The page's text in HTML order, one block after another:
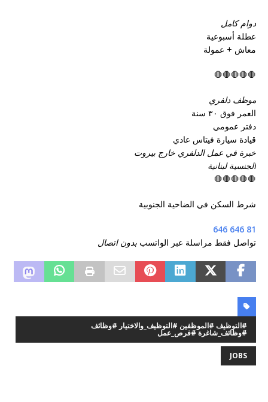
دوام كامل
عطلة أسبوعية
معاش + عمولة
🛑🛑🛑🛑🛑
موظف دلفري
العمر فوق ٣٠ سنة
دفتر عمومي
قيادة سيارة فيتاس عادي
خبرة في عمل الدلفري خارج بيروت
الجنسية لبنانية
🛑🛑🛑🛑🛑
شرط السكن في الضاحية الجنوبية
81 646 646
تواصل فقط مراسلة عبر الواتسب بدون اتصال
#التوظيف #الموظفين #التوظيف_والاختيار #وظائف
#وظائف_شاغرة #فرص_عمل
JOBS